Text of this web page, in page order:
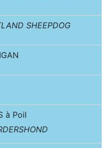
SHEEPDOG
à Poil